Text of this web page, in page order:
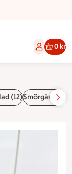
Alingsås
0 kr
(12)Smörgåsar